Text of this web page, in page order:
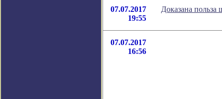
07.07.2017
19:55
Доказана польза
07.07.2017
16:56